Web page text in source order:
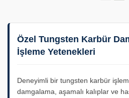
Özel Tungsten Karbür
İşleme Yetenekleri
Deneyimli bir tungsten karbür
damgalama, aşamalı kalıplar ve